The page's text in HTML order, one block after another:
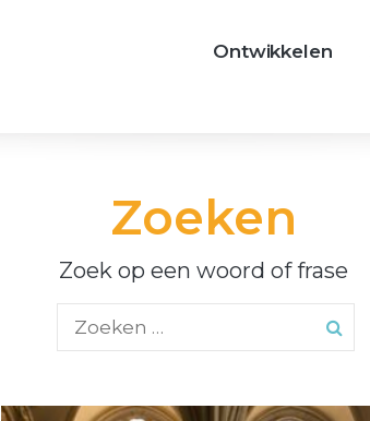
Ontwikkelen
Zoeken
Zoek op een woord of frase